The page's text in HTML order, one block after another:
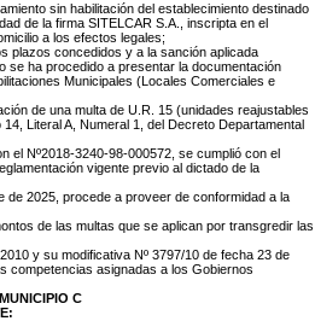
sin habilitación del establecimiento destinado
de la firma SITELCAR S.A., inscripta en el
a los efectos legales;
plazos concedidos y a la sanción aplicada
se ha procedido a presentar la documentación
Municipales (Locales Comerciales e
de una multa de U.R. 15 (unidades reajustables
Literal A, Numeral 1, del Decreto Departamental
el Nº2018-3240-98-000572, se cumplió con el
vigente previo al dictado de la
de 2025, procede a proveer de conformidad a la
de las multas que se aplican por transgredir las
y su modificativa Nº 3797/10 de fecha 23 de
competencias asignadas a los Gobiernos
C